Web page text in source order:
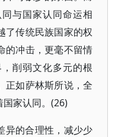
与国家认同命运相
了传统民族国家的权
的冲击，更毫不留情
削弱文化多元的根
正如萨林斯所说，全
家认同。(26)
异的合理性，减少少